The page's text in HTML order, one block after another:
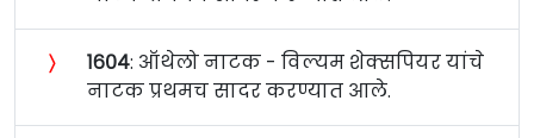
〉 १६०४: ऑथेलो नाटक - विल्यम शेक्सपियर यांचे
नाटक प्रथमच सादर करण्यात आले.